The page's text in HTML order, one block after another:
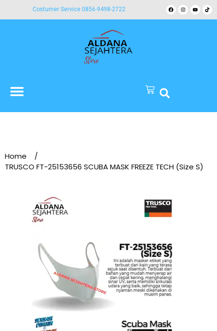
Costumer Service 0856-9498-2722
Home
/
TRUSCO FT-25153656 SCUBA MASK FREEZE TECH (Size S)